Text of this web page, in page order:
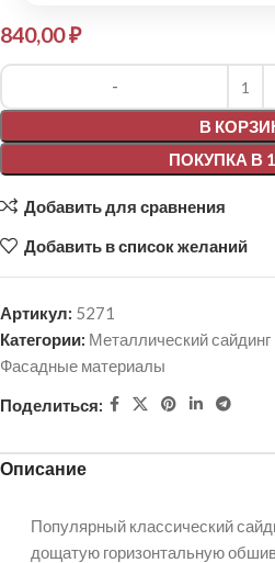
840,00₽
В
ПОКУПКА В
Alternative:
Добавить для сравнения
Добавить в список желаний
Артикул: 5271
Категории: Металлический
Фасадные материалы
Поделиться:
Описание
Популярный классический
дощатую горизонтальную